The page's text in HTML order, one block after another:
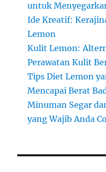
untuk
Ide Kreatif:
Lemon
Kulit Lemon:
Perawatan Kulit
Tips Diet Lemon
Mencapai Berat
Minuman Segar
yang Wajib Anda